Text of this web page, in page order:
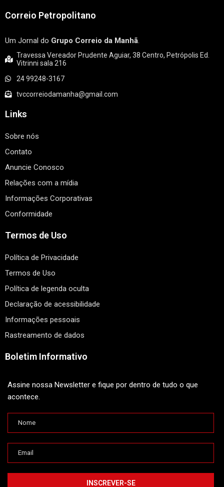
Correio Petropolitano
Um Jornal do Grupo Correio da Manhã.
Travessa Vereador Prudente Aguiar, 38 Centro, Petrópolis Ed.
Vitrinni sala 216
24 99248-3167
tvccorreiodamanha@gmail.com
Links
Sobre nós
Contato
Anuncie Conosco
Relações com a mídia
Informações Corporativas
Conformidade
Termos de Uso
Política de Privacidade
Termos de Uso
Política de legenda oculta
Declaração de acessibilidade
Informações pessoais
Rastreamento de dados
Boletim Informativo
Assine nossa Newsletter e fique por dentro de tudo o que
acontece.